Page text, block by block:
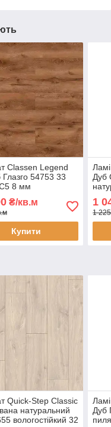
Classen Legend
54753 33
8 мм
вузька дошка
під теплу
₴/кв.м
Купити
Дуб
мм
1
1
Quick-Step Classic
натуральний
вологостійкий 32
Дуб